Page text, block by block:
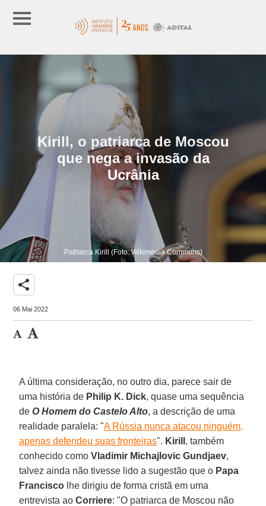
Kirill, o patriarca de Moscou
que nega a invasão da
Ucrânia
Patriarca Kirill (Foto: Wikimedia Commons)
share
06 Mai 2022
A última consideração, no outro dia, parece sair de
uma história de Philip K. Dick, quase uma sequência
deO Homem do Castelo Alto, a descrição de uma
realidade paralela: "A Rússia nunca atacou ninguém,
apenas defendeu suas fronteiras". Kirill , também
conhecido comoVladimir Michajlovic Gundjaev,
talvez ainda não tivesse lido a sugestão que o Papa
Francisco lhe dirigiu de forma cristã em uma
entrevista aoCorriere: "O patriarca de Moscou não